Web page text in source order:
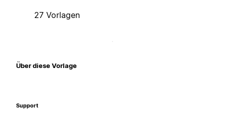
27 Vorlagen
Über diese Vorlage
Support